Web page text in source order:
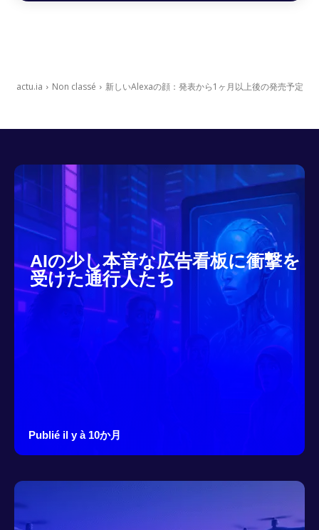
actu.ia Non classé 新しいAlexaの顔：発表から1ヶ月以上後の発売予定
AIの少し本音な広告看板に衝撃を
受けた通行人たち
Publié il y à 10か月